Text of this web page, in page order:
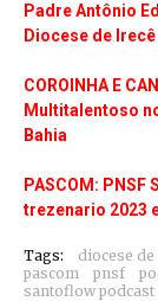
Padre Antônio
Diocese de Irecê
COROINHA E
Multitalentoso
Bahia
PASCOM:
trezenario 2023
Tags: diocese de
pascom
pnsf
santoflow podcast